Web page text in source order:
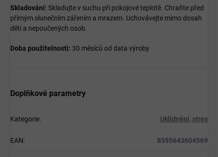
Skladování: Skladujte v suchu při pokojové teplotě. Chraňte před
přímým slunečním zářením a mrazem. Uchovávejte mimo dosah
dětí a nepoučených osob.
Doba použitelnosti: 30 měsíců od data výroby
Doplňkové parametry
Kategorie: Uklidnění, stres
EAN: 8595643604569